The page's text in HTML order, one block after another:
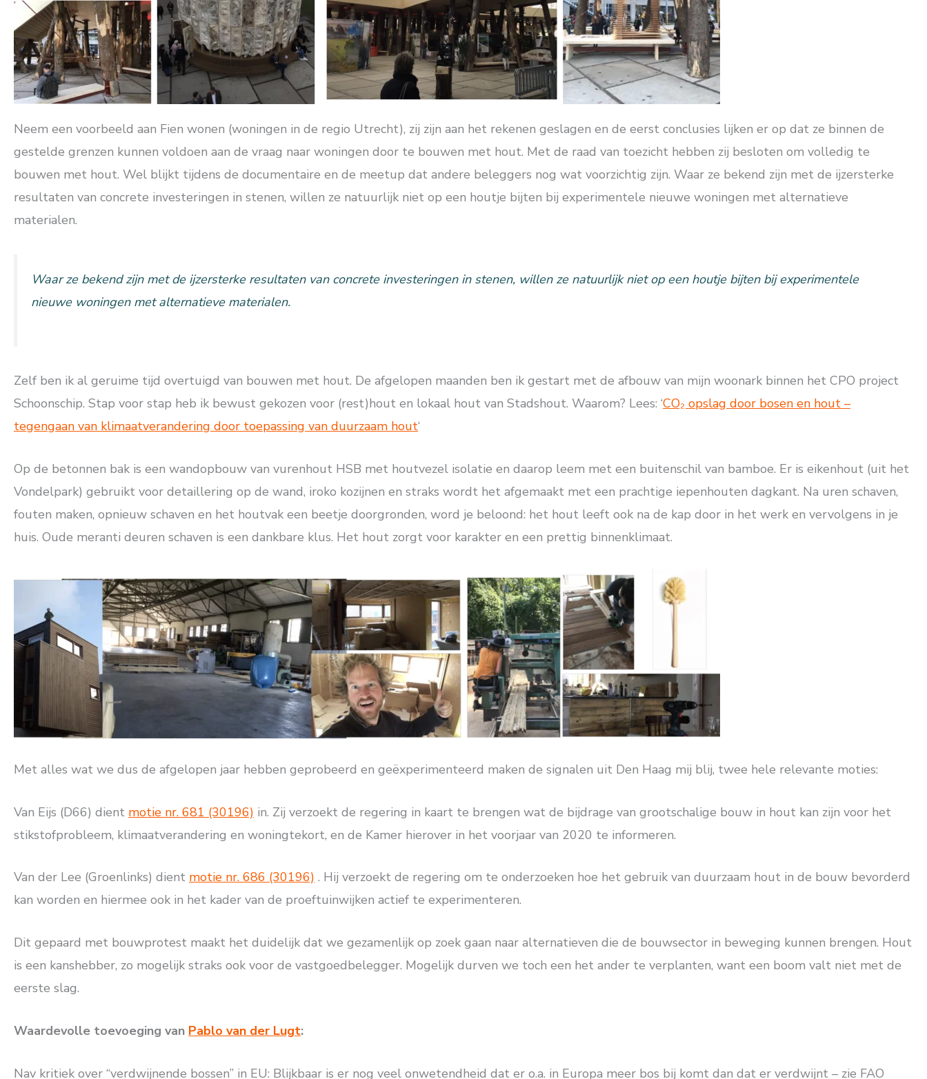
Neem een voorbeeld aan Fien wonen (woningen in de regio Utrecht), zij zijn aan het rekenen geslagen en de eerst conclusies lijken er op dat ze binnen de
gestelde grenzen kunnen voldoen aan de vraag naar woningen door te bouwen met hout. Met de raad van toezicht hebben zij besloten om volledig te
bouwen met hout. Wel blijkt tijdens de documentaire en de meetup dat andere beleggers nog wat voorzichtig zijn. Waar ze bekend zijn met de ijzersterke
resultaten van concrete investeringen in stenen, willen ze natuurlijk niet op een houtje bijten bij experimentele nieuwe woningen met alternatieve
materialen.
Waar ze bekend zijn met de ijzersterke resultaten van concrete investeringen in stenen, willen ze natuurlijk niet op een houtje bijten bij experimentele
nieuwe woningen met alternatieve materialen.
Zelf ben ik al geruime tijd overtuigd van bouwen met hout. De afgelopen maanden ben ik gestart met de afbouw van mijn woonark binnen het CPO project
Schoonschip. Stap voor stap heb ik bewust gekozen voor (rest)hout en lokaal hout van Stadshout. Waarom? Lees: ‘CO₂ opslag door bosen en hout –
tegengaan van klimaatverandering door toepassing van duurzaam hout‘
Op de betonnen bak is een wandopbouw van vurenhout HSB met houtvezel isolatie en daarop leem met een buitenschil van bamboe. Er is eikenhout (uit het
Vondelpark) gebruikt voor detaillering op de wand, iroko kozijnen en straks wordt het afgemaakt met een prachtige iepenhouten dagkant. Na uren schaven,
fouten maken, opnieuw schaven en het houtvak een beetje doorgronden, word je beloond: het hout leeft ook na de kap door in het werk en vervolgens in je
huis. Oude meranti deuren schaven is een dankbare klus. Het hout zorgt voor karakter en een prettig binnenklimaat.
Met alles wat we dus de afgelopen jaar hebben geprobeerd en geëxperimenteerd maken de signalen uit Den Haag mij blij, twee hele relevante moties:
Van Eijs (D66) dient motie nr. 681 (30196) in. Zij verzoekt de regering in kaart te brengen wat de bijdrage van grootschalige bouw in hout kan zijn voor het
stikstofprobleem, klimaatverandering en woningtekort, en de Kamer hierover in het voorjaar van 2020 te informeren.
Van der Lee (Groenlinks) dient motie nr. 686 (30196) . Hij verzoekt de regering om te onderzoeken hoe het gebruik van duurzaam hout in de bouw bevorderd
kan worden en hiermee ook in het kader van de proeftuinwijken actief te experimenteren.
Dit gepaard met bouwprotest maakt het duidelijk dat we gezamenlijk op zoek gaan naar alternatieven die de bouwsector in beweging kunnen brengen. Hout
is een kanshebber, zo mogelijk straks ook voor de vastgoedbelegger. Mogelijk durven we toch een het ander te verplanten, want een boom valt niet met de
eerste slag.
Waardevolle toevoeging van Pablo van der Lugt:
Nav kritiek over “verdwijnende bossen” in EU: Blijkbaar is er nog veel onwetendheid dat er o.a. in Europa meer bos bij komt dan dat er verdwijnt – zie FAO